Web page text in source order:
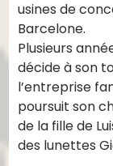
usines de
Barcelone.
Plusieurs
décide à son
l’entreprise
poursuit son
de la fille de
des lunettes